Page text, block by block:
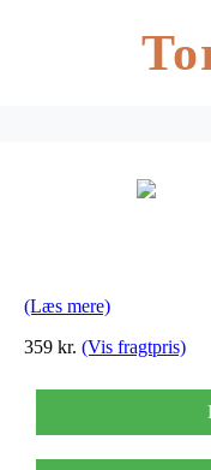
(Læs mere)
359 kr. (Vis fragtpris)